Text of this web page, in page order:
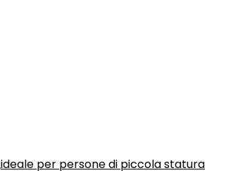
ideale per persone di piccola statura